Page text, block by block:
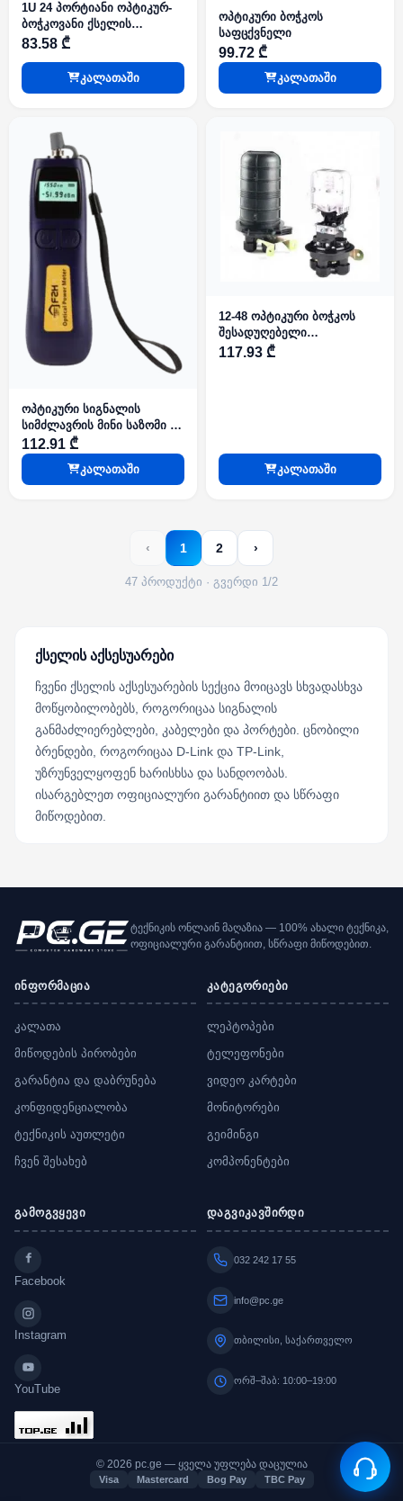
1U 24 პორტიანი ოპტიკურ-
ბოჭკოვანი ქსელის
გამანაწილებელი (ODF)
83.58 ₾
კალათაში
ოპტიკური ბოჭკოს
საფცქვნელი
99.72 ₾
კალათაში
ოპტიკური სიგნალის
სიმძლავრის მინი საზომი -
850/1300/1310/1550/1490/1625
nm, +10-70dBm, Grandway
112.91 ₾
კალათაში
12-48 ოპტიკური ბოჭკოს
შესადუღებელი
ცილინდრული ფორმის
117.93 ₾
კალათაში
‹ 1 2 ›
47 პროდუქტი · გვერდი 1/2
ქსელის აქსესუარები
ჩვენი ქსელის აქსესუარების სექცია მოიცავს სხვადასხვა
მოწყობილობებს, როგორიცაა სიგნალის
განმაძლიერებლები, კაბელები და პორტები. ცნობილი
ბრენდები, როგორიცაა D-Link და TP-Link,
უზრუნველყოფენ ხარისხსა და სანდოობას.
ისარგებლეთ ოფიციალური გარანტიით და სწრაფი
მიწოდებით.
ტექნიკის ონლაინ მაღაზია — 100% ახალი ტექნიკა,
ოფიციალური გარანტიით, სწრაფი მიწოდებით.
ინფორმაცია
კალათა
მიწოდების პირობები
გარანტია და დაბრუნება
კონფიდენციალობა
ტექნიკის აუთლეტი
ჩვენ შესახებ
კატეგორიები
ლეპტოპები
ტელეფონები
ვიდეო კარტები
მონიტორები
გეიმინგი
კომპონენტები
გამოგვყევი
Facebook
Instagram
YouTube
დაგვიკავშირდი
032 242 17 55
info@pc.ge
თბილისი, საქართველო
ორშ–შაბ: 10:00–19:00
© 2026 pc.ge — ყველა უფლება დაცულია
Visa Mastercard Bog Pay TBC Pay